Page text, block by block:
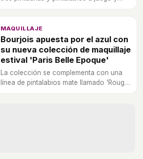
MAQUILLAJE
Bourjois apuesta por el azul con
su nueva colección de maquillaje
estival 'Paris Belle Epoque'
La colección se complementa con una
línea de pintalabios mate llamado 'Rouge